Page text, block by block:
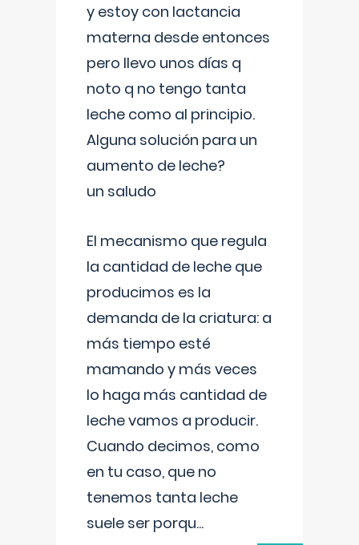
y estoy con lactancia
materna desde entonces
pero llevo unos días q
noto q no tengo tanta
leche como al principio.
Alguna solución para un
aumento de leche?
un saludo
El mecanismo que regula
la cantidad de leche que
producimos es la
demanda de la criatura: a
más tiempo esté
mamando y más veces
lo haga más cantidad de
leche vamos a producir.
Cuando decimos, como
en tu caso, que no
tenemos tanta leche
suele ser porqu...